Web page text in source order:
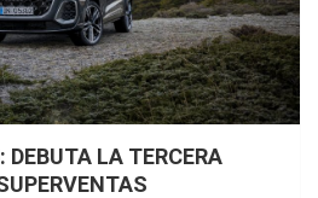
DEBUTA LA TERCERA